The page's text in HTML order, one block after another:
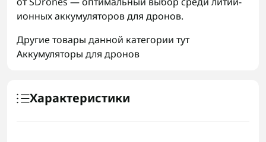
ионных аккумуляторов для дронов.
Другие товары данной категории тут
Аккумуляторы для дронов
Характеристики